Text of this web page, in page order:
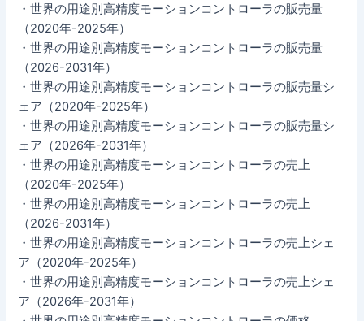
・世界の用途別高精度モーションコントローラの販売量
（2020年-2025年）
・世界の用途別高精度モーションコントローラの販売量
（2026-2031年）
・世界の用途別高精度モーションコントローラの販売量シ
ェア（2020年-2025年）
・世界の用途別高精度モーションコントローラの販売量シ
ェア（2026年-2031年）
・世界の用途別高精度モーションコントローラの売上
（2020年-2025年）
・世界の用途別高精度モーションコントローラの売上
（2026-2031年）
・世界の用途別高精度モーションコントローラの売上シェ
ア（2020年-2025年）
・世界の用途別高精度モーションコントローラの売上シェ
ア（2026年-2031年）